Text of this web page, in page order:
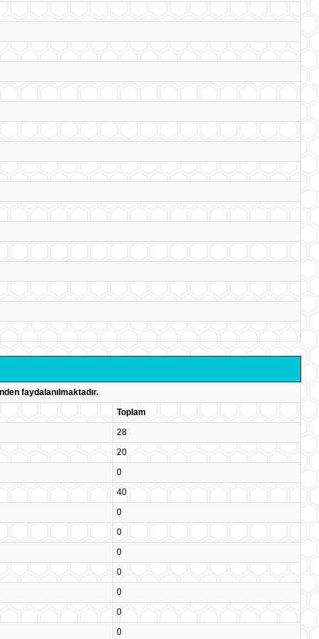
faydalanılmaktadır.
Toplam
28
20
0
40
0
0
0
0
0
0
0